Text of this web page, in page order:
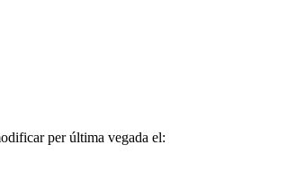
per última vegada el: